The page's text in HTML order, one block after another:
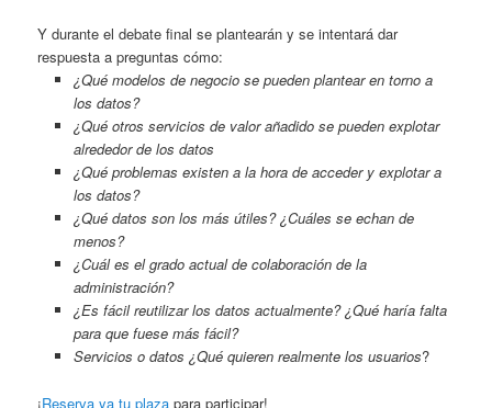
Y durante el debate final se plantearán y se intentará dar
respuesta a preguntas cómo:
¿Qué modelos de negocio se pueden plantear en torno a
los datos?
¿Qué otros servicios de valor añadido se pueden explotar
alrededor de los datos
¿Qué problemas existen a la hora de acceder y explotar a
los datos?
¿Qué datos son los más útiles? ¿Cuáles se echan de
menos?
¿Cuál es el grado actual de colaboración de la
administración?
¿Es fácil reutilizar los datos actualmente? ¿Qué haría falta
para que fuese más fácil?
Servicios o datos ¿Qué quieren realmente los usuarios?
¡Reserva ya tu plaza para participar!